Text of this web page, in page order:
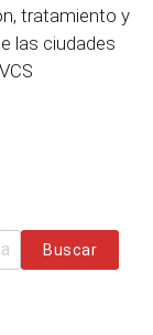
tratamiento y
las ciudades
Buscar